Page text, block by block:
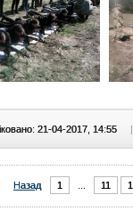
21-04-2017, 14:55 |
Назад 1 11